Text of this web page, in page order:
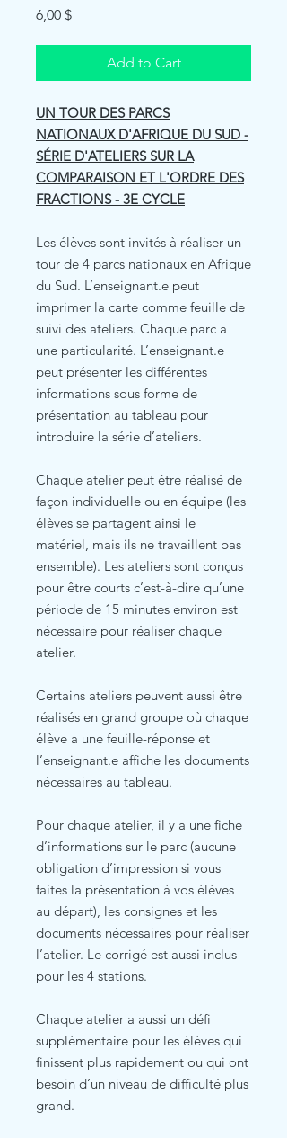
6,00 $Price
Add to Cart
UN TOUR DES PARCS
NATIONAUX D'AFRIQUE DU SUD -
SÉRIE D'ATELIERS SUR LA
COMPARAISON ET L'ORDRE DES
FRACTIONS - 3E CYCLE
Les élèves sont invités à réaliser un
tour de 4 parcs nationaux en Afrique
du Sud. L’enseignant.e peut
imprimer la carte comme feuille de
suivi des ateliers. Chaque parc a
une particularité. L’enseignant.e
peut présenter les différentes
informations sous forme de
présentation au tableau pour
introduire la série d’ateliers.
Chaque atelier peut être réalisé de
façon individuelle ou en équipe (les
élèves se partagent ainsi le
matériel, mais ils ne travaillent pas
ensemble). Les ateliers sont conçus
pour être courts c’est-à-dire qu’une
période de 15 minutes environ est
nécessaire pour réaliser chaque
atelier.
Certains ateliers peuvent aussi être
réalisés en grand groupe où chaque
élève a une feuille-réponse et
l’enseignant.e affiche les documents
nécessaires au tableau.
Pour chaque atelier, il y a une fiche
d’informations sur le parc (aucune
obligation d’impression si vous
faites la présentation à vos élèves
au départ), les consignes et les
documents nécessaires pour réaliser
l’atelier. Le corrigé est aussi inclus
pour les 4 stations.
Chaque atelier a aussi un défi
supplémentaire pour les élèves qui
finissent plus rapidement ou qui ont
besoin d’un niveau de difficulté plus
grand.